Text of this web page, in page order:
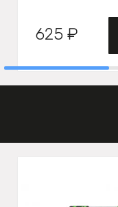
625 ₽